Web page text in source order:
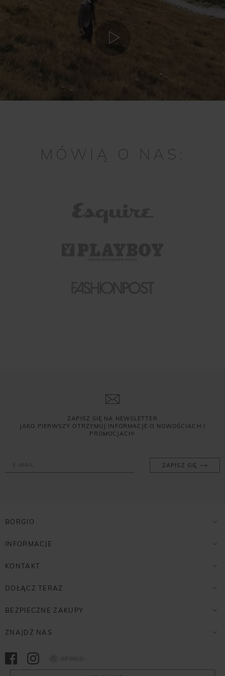
MÓWIĄ O NAS:
ZAPISZ SIĘ NA NEWSLETTER
JAKO PIERWSZY OTRZYMUJ INFORMACJE O NOWOŚCIACH I
PROMOCJACH!
ZAPISZ SIĘ
BORGIO
INFORMACJE
KONTAKT
DOŁĄCZ TERAZ
BEZPIECZNE ZAKUPY
ZNAJDŹ NAS